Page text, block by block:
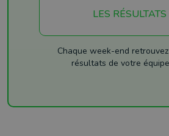
LES RÉSULTATS
Chaque week-end
résultats de votre